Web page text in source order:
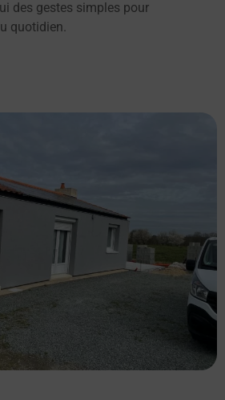
des gestes simples pour
quotidien.